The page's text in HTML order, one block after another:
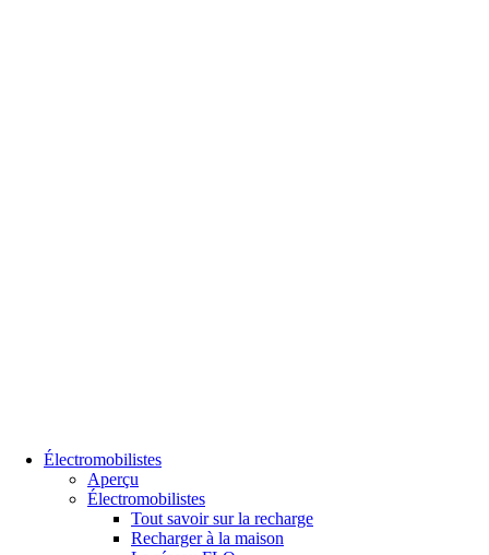
Électromobilistes
Aperçu
Électromobilistes
Tout savoir sur la recharge
Recharger à la maison